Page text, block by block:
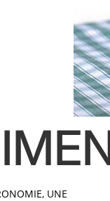
, UNE